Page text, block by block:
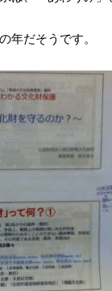
年だそうです。